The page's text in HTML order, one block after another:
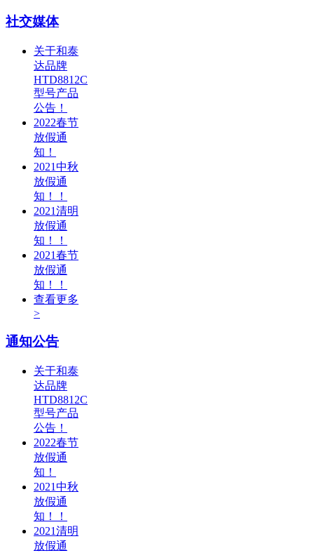
社交媒体
关于和泰
达品牌
HTD8812C
型号产品
公告！
2022春节
放假通
知！
2021中秋
放假通
知！！
2021清明
放假通
知！！
2021春节
放假通
知！！
查看更多
>
通知公告
关于和泰
达品牌
HTD8812C
型号产品
公告！
2022春节
放假通
知！
2021中秋
放假通
知！！
2021清明
放假通